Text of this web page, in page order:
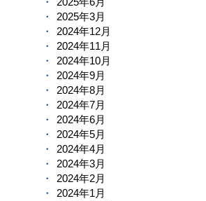
2025年3月
2024年12月
2024年11月
2024年10月
2024年9月
2024年8月
2024年7月
2024年6月
2024年5月
2024年4月
2024年3月
2024年2月
2024年1月